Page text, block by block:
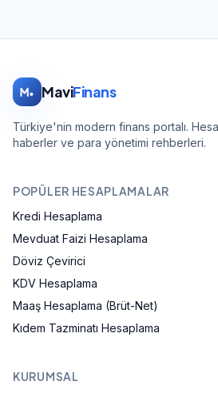
MaviFinans
Türkiye'nin modern finans portalı.
haberler ve para yönetimi rehberleri.
POPÜLER HESAPLAMALAR
Kredi Hesaplama
Mevduat Faizi Hesaplama
Döviz Çevirici
KDV Hesaplama
Maaş Hesaplama (Brüt-Net)
Kıdem Tazminatı Hesaplama
KURUMSAL